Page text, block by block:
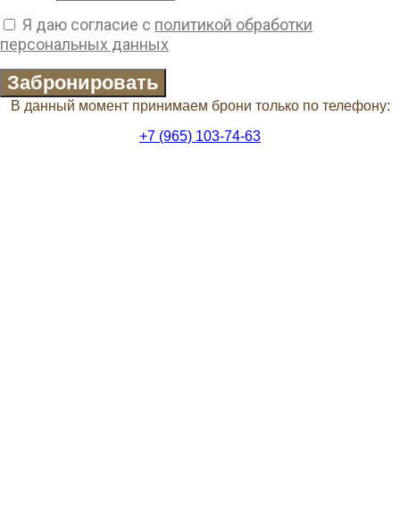
Я даю согласие с политикой обработки
персональных данных
Забронировать
В данный момент принимаем брони только по телефону:
+7 (965) 103-74-63